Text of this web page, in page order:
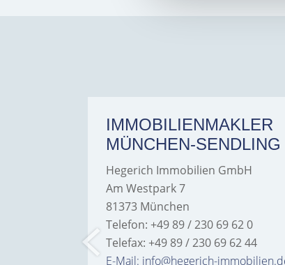
IMMOBILIENMAKLER
MÜNCHEN-SENDLING
Hegerich Immobilien GmbH
Am Westpark 7
81373 München
Telefon: +49 89 / 230 69 62 0
Telefax: +49 89 / 230 69 62 44
E-Mail: info@hegerich-